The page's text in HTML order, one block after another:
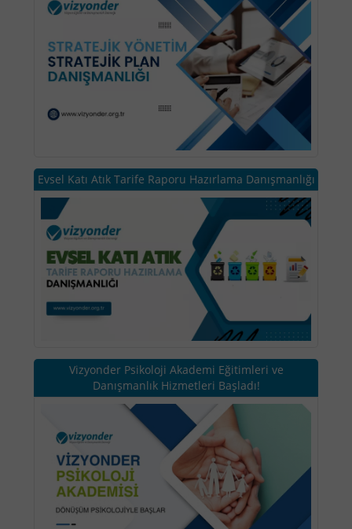
Evsel Katı Atık Tarife Raporu Hazırlama Danışmanlığı
Vizyonder Psikoloji Akademi Eğitimleri ve
Danışmanlık Hizmetleri Başladı!